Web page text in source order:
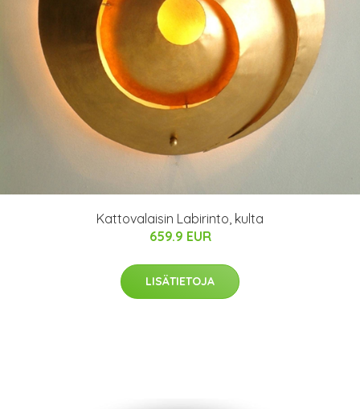
Kattovalaisin Labirinto, kulta
659.9 EUR
LISÄTIETOJA